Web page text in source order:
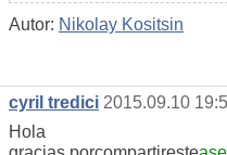
Autor: Nikolay Kositsin
cyril tredici 2015.09.10
Hola